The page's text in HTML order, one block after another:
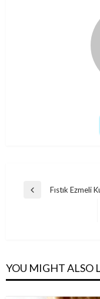
Post
Previous
Fıstık Ezmeli
YOU MIGHT ALSO